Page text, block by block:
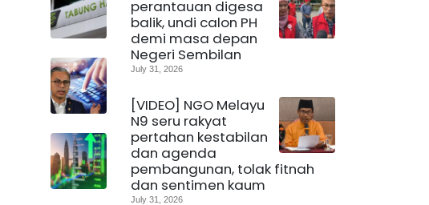
perantauan digesa
balik, undi calon PH
demi masa depan
Negeri Sembilan
July 31, 2026
[VIDEO] NGO Melayu
N9 seru rakyat
pertahan kestabilan
dan agenda
pembangunan, tolak fitnah
dan sentimen kaum
July 31, 2026